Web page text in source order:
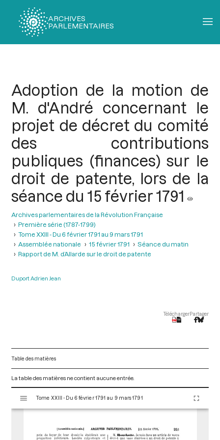
ARCHIVES
PARLEMENTAIRES
Adoption de la motion de
M. d'André concernant le
projet de décret du comité
des contributions
publiques (finances) sur le
droit de patente, lors de la
séance du 15 février 1791
Archives parlementaires de la Révolution Française
Première série (1787-1799)
Tome XXIII - Du 6 février 1791 au 9 mars 1791
Assemblée nationale
15 février 1791
Séance du matin
Rapport de M. d’Allarde sur le droit de patente
Duport Adrien Jean
TéléchargerPartager
Table des matières
La table des matières ne contient aucune entrée.
s
Tome XXIII - Du 6 février 1791 au 9 mars 1791